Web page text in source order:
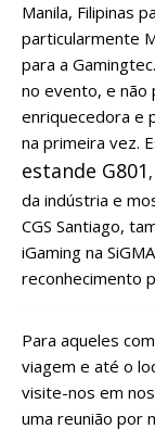
Manila, Filipinas
particularmente
para a
no evento, e não
enriquecedora e
na primeira vez.
estande G801
da indústria e
CGS Santiago,
iGaming na
reconhecimento
Para aqueles
viagem e até o
visite-nos em
uma reunião por